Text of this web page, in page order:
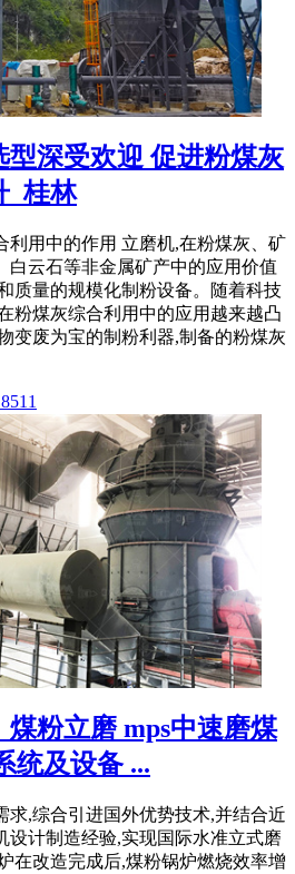
型深受欢迎 促进粉煤灰
_桂林
利用中的作用 立磨机,在粉煤灰、矿
白云石等非金属矿产中的应用价值
质量的规模化制粉设备。随着科技
粉煤灰综合利用中的应用越来越凸
变废为宝的制粉利器,制备的粉煤灰
煤粉立磨 mps中速磨煤
统及设备 ...
求,综合引进国外优势技术,并结合近
设计制造经验,实现国际水准立式磨
在改造完成后,煤粉锅炉燃烧效率增